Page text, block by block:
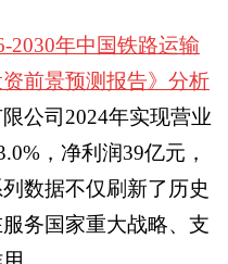
2030年中国铁路运输
前景预测报告》分析
公司2024年实现营业
，净利润39亿元，
数据不仅刷新了历史
务国家重大战略、支